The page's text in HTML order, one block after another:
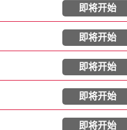
即将开始
即将开始
即将开始
即将开始
即将开始